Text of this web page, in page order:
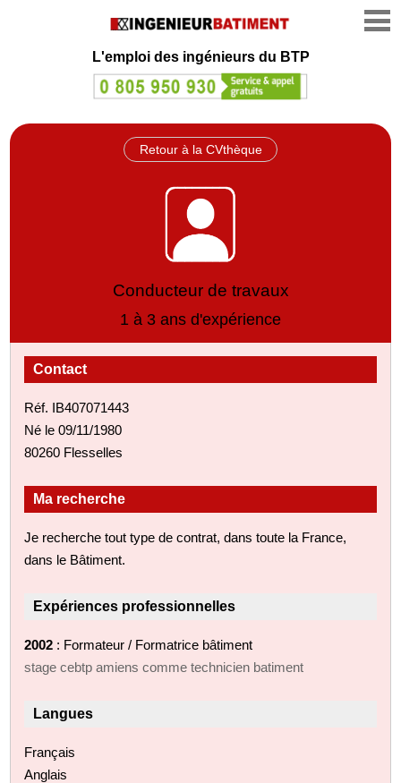
L'emploi des ingénieurs du BTP
Retour à la CVthèque
Conducteur de travaux
1 à 3 ans d'expérience
Contact
Réf. IB407071443
Né le 09/11/1980
80260 Flesselles
Ma recherche
Je recherche tout type de contrat, dans toute la France,
dans le Bâtiment.
Expériences professionnelles
2002 : Formateur / Formatrice bâtiment
stage cebtp amiens comme technicien batiment
Langues
Français
Anglais